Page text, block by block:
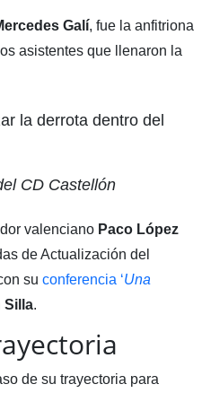
Galí, fue la anfitriona
asistentes que llenaron la
la derrota dentro del
CD Castellón
valenciano Paco López
de Actualización del
su conferencia ‘Una
Silla.
de su trayectoria para